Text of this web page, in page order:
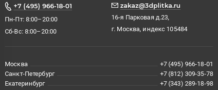
+7 (495) 966-18-01
Пн-Пт: 8:00–20:00
Сб-Вс: 8:00–20:00
zakaz@3dplitka.ru
16-я Парковая д.23,
г. Москва, индекс 105484
Москва
+7 (495) 966-18-01
Санкт-Петербург
+7 (812) 309-35-78
Екатеринбург
+7 (343) 289-18-98